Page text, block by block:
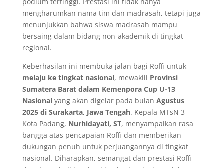
mengharumkan nama tim dan madrasah, tetapi juga
menunjukkan bahwa siswa madrasah mampu
bersaing dalam bidang non-akademik di tingkat
regional.
Keberhasilan ini membuka jalan bagi Roffi untuk
melaju ke tingkat nasional, mewakili Provinsi
Sumatera Barat dalam Kemenpora Cup U-13
Nasionalyang akan digelar pada bulan Agustus
2025 di Surakarta, Jawa Tengah. Kepala MTsN 3
Kota Padang, Nurhidayati, ST, menyampaikan rasa
bangga atas pencapaian Roffi dan memberikan
dukungan penuh untuk perjuangannya di tingkat
nasional. Diharapkan, semangat dan prestasi Roffi